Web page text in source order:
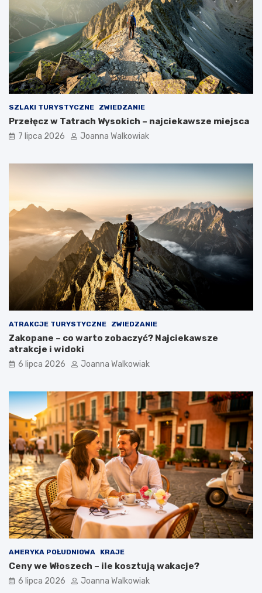
SZLAKI TURYSTYCZNE ZWIEDZANIE
Przełęcz w Tatrach Wysokich – najciekawsze miejsca
7 lipca 2026 Joanna Walkowiak
ATRAKCJE TURYSTYCZNE ZWIEDZANIE
Zakopane – co warto zobaczyć? Najciekawsze
atrakcje i widoki
6 lipca 2026 Joanna Walkowiak
AMERYKA POŁUDNIOWA KRAJE
Ceny we Włoszech – ile kosztują wakacje?
6 lipca 2026 Joanna Walkowiak